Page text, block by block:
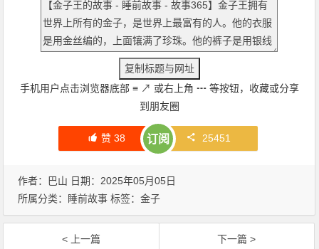
手机用户点击浏览器底部 ≡ ↗ 或右上角 ┅ 等按钮，收藏或分享
到朋友圈
赞38 订阅 25451
作者：巴山 日期：2025年05月05日
所属分类： 睡前故事 标签：金子
< 上一篇
下一篇 >